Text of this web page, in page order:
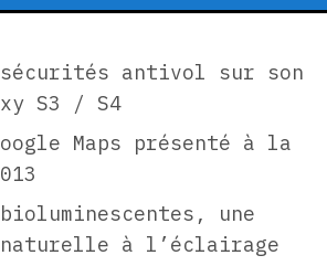
antivol sur son
S3 / S4
Maps présenté à la
une
à l’éclairage